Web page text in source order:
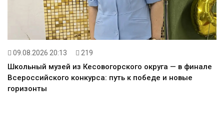
09.08.2026 20:13 219
Школьный музей из Кесовогорского округа — в финале
Всероссийского конкурса: путь к победе и новые
горизонты